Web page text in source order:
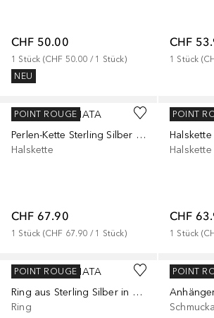
CHF 50.00
1 Stück (CHF 50.00 / 1 Stück)
NEU
CHF
1 Stück (
RAFAELA DONATA
Perlen-Kette Sterling Silber Muschelkernperle in Silber
Halskette
CHF 67.90
1 Stück (CHF 67.90 / 1 Stück)
POINT ROUGE
Halskette
CHF
1 Stück (
POINT
RAFAELA DONATA
Ring aus Sterling Silber in silber mit Muschelkernperle
Ring
POINT ROUGE POINT